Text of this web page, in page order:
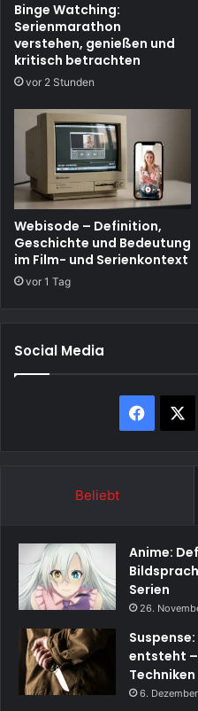
Binge Watching:
Serienmarathon
verstehen, genießen und
kritisch betrachten
vor 2 Stunden
Webisode – Definition,
Geschichte und Bedeutung
im Film- und Serienkontext
vor 1 Tag
Social Media
Beliebt
Anime:
Serien
26.
entsteht
Techniken
6.